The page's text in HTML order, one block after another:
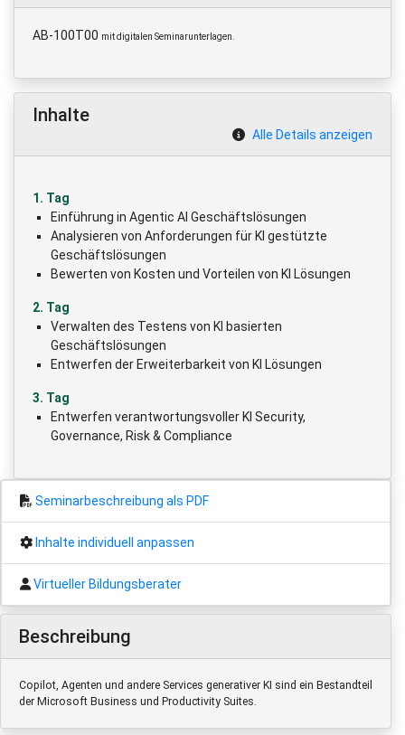
AB-100T00 mit digitalen Seminarunterlagen.
Inhalte
Alle Details anzeigen
1. Tag
Einführung in Agentic AI Geschäftslösungen
Analysieren von Anforderungen für KI gestützte
Geschäftslösungen
Bewerten von Kosten und Vorteilen von KI Lösungen
2. Tag
Verwalten des Testens von KI basierten
Geschäftslösungen
Entwerfen der Erweiterbarkeit von KI Lösungen
3. Tag
Entwerfen verantwortungsvoller KI Security,
Governance, Risk & Compliance
Seminarbeschreibung als PDF
Inhalte individuell anpassen
Virtueller Bildungsberater
Beschreibung
Copilot, Agenten und andere Services generativer KI sind ein Bestandteil
der Microsoft Business und Productivity Suites.